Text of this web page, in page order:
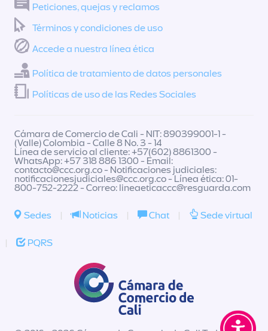
Peticiones, quejas y reclamos
Términos y condiciones de uso
Accede a nuestra línea ética
Política de tratamiento de datos personales
Políticas de uso de las Redes Sociales
Cámara de Comercio de Cali - NIT: 890399001-1 -
(Valle) Colombia - Calle 8 No. 3 - 14
Línea de servicio al cliente: +57(602) 8861300 -
WhatsApp: +57 318 886 1300 - Email:
contacto@ccc.org.co- Notificaciones judiciales:
notificacionesjudiciales@ccc.org.co- Línea ética: 01-
800-752-2222 - Correo: lineaeticaccc@resguarda.com
Sedes | Noticias | Chat | Sede virtual
| PQRS